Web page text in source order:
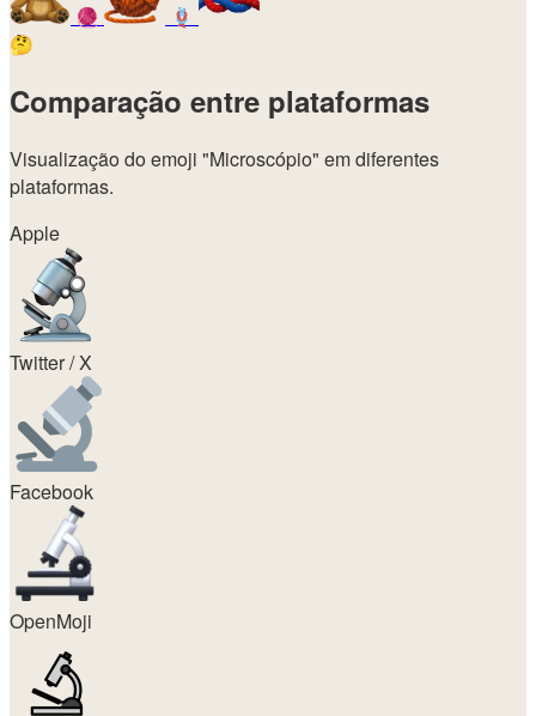
🧶
🪢
🤔
Comparação entre plataformas
Visualização do emoji "Microscópio" em diferentes
plataformas.
Apple
Twitter / X
Facebook
OpenMoji